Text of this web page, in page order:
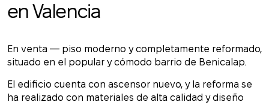
en Valencia
En venta — piso moderno y completamente reformado,
situado en el popular y cómodo barrio de Benicalap.
El edificio cuenta con ascensor nuevo, y la reforma se
ha realizado con materiales de alta calidad y diseño